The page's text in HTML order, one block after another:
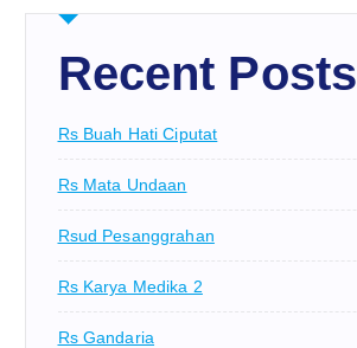
Recent Posts
Rs Buah Hati Ciputat
Rs Mata Undaan
Rsud Pesanggrahan
Rs Karya Medika 2
Rs Gandaria